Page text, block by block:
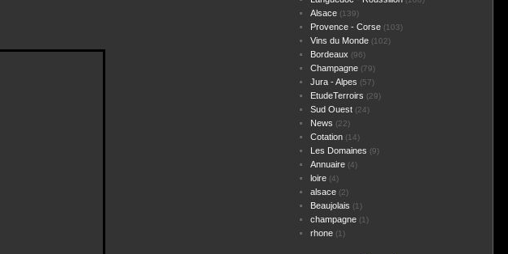
Alsace(139)
Provence - Corse(103)
Vins du Monde(102)
Bordeaux (96)
Champagne(79)
Jura - Alpes (57)
EtudeTerroirs (29)
Sud Ouest(24)
News (22)
Cotation(14)
Les Domaines (9)
Annuaire(4)
loire(4)
alsace(2)
Beaujolais (1)
champagne(1)
rhone(1)